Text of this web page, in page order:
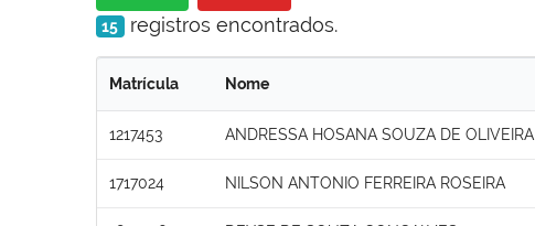
15 registros encontrados.
Matrícula Nome
1217453 ANDRESSA HOSANA SOUZA DE OLIVEIRA
1717024 NILSON ANTONIO FERREIRA ROSEIRA